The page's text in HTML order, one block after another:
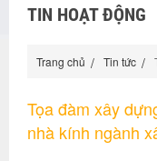
TIN HOẠT ĐỘNG
Trang chủ Tin tức
Tọa đàm xây
nhà kính ngành